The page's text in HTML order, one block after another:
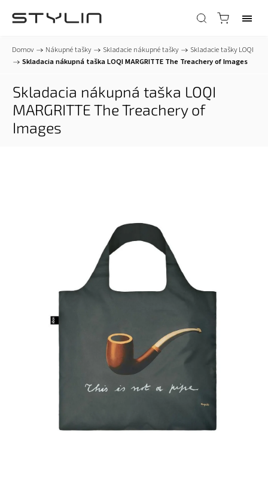
Domov / Nákupné tašky / Skladacie nákupné tašky /
Skladacie tašky LOQI
/
Skladacia nákupná taška LOQI MARGRITTE The Treachery of Images
Skladacia nákupná taška LOQI
MARGRITTE The Treachery of
Images